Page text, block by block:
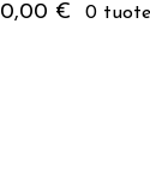
0,00 € 0